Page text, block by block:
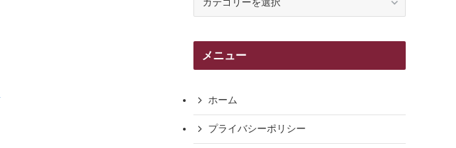
リ
メニュー
ホーム
プライバシーポリシー